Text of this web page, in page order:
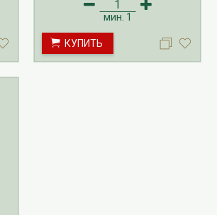
апрель. Доставка лилий
производится с февраля по май.
осуществляется с июня по
ноябрь. Доставка лилий
производится с августа по
ноябрь.
мин. 1
КУПИТЬ